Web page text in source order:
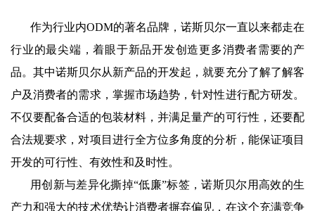
作为行业内ODM的著名品牌，诺斯贝尔一直以来都走在
行业的最尖端，着眼于新品开发创造更多消费者需要的产
品。其中诺斯贝尔从新产品的开发起，就要充分了解了解客
户及消费者的需求，掌握市场趋势，针对性进行配方研发。
不仅要配备合适的包装材料，并满足量产的可行性，还要配
合法规要求，对项目进行全方位多角度的分析，能保证项目
开发的可行性、有效性和及时性。
用创新与差异化撕掉“低廉”标签，诺斯贝尔用高效的生
产力和强大的技术优势让消费者摒弃偏见，在这个充满竞争